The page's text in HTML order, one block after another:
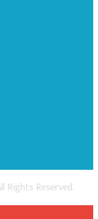
Rights Reserved.